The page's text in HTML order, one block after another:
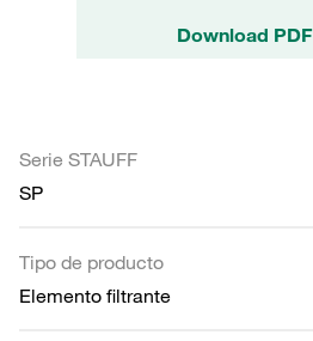
Download PDF
Serie STAUFF
SP
Tipo de producto
Elemento filtrante